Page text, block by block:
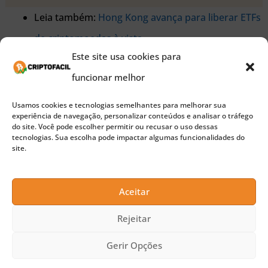
Este site usa cookies para
funcionar melhor
Usamos cookies e tecnologias semelhantes para melhorar sua
experiência de navegação, personalizar conteúdos e analisar o tráfego
do site. Você pode escolher permitir ou recusar o uso dessas
tecnologias. Sua escolha pode impactar algumas funcionalidades do
site.
Aceitar
Rejeitar
Gerir Opções
Leia também: Hong Kong avança para liberar ETFs
de criptomoedas à vista
Previsão do Bitcoin para 2024
No meio desses catalisadores, a resistência do
Bitcoin às influências macroeconômicas se tornou
evidente, exibindo uma reatividade reduzida a
não se concretizaram, demonstrando a